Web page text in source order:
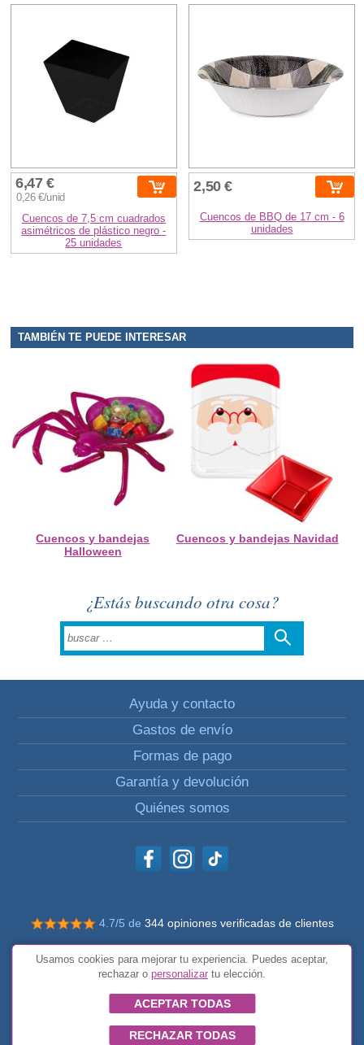
6,47 €
0,26 €/unid
Cuencos de 7,5 cm cuadrados
asimétricos de plástico negro -
25 unidades
2,50 €
Cuencos de BBQ de 17 cm - 6
unidades
TAMBIÉN TE PUEDE INTERESAR
Cuencos y bandejas
Halloween
Cuencos y bandejas Navidad
¿Estás buscando otra cosa?
Ayuda y contacto
Gastos de envío
Formas de pago
Garantía y devolución
Quiénes somos
4.7/5 de 344 opiniones verificadas de clientes
© Todos los derechos reservados Impulsivos
Condiciones generales
Usamos cookies para mejorar tu experiencia. Puedes aceptar,
rechazar o personalizar tu elección.
ACEPTAR TODAS
RECHAZAR TODAS